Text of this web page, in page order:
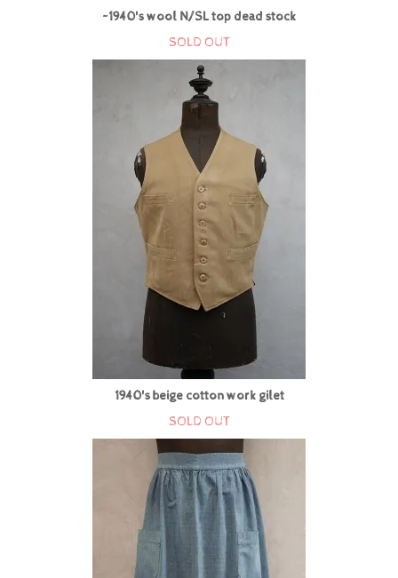
~1940's wool N/SL top dead stock
SOLD OUT
1940's beige cotton work gilet
SOLD OUT